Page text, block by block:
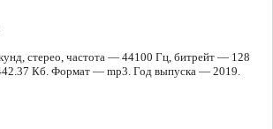
стерео, частота — 44100 Гц, битрейт — 128
Кб. Формат — mp3. Год выпуска — 2019.